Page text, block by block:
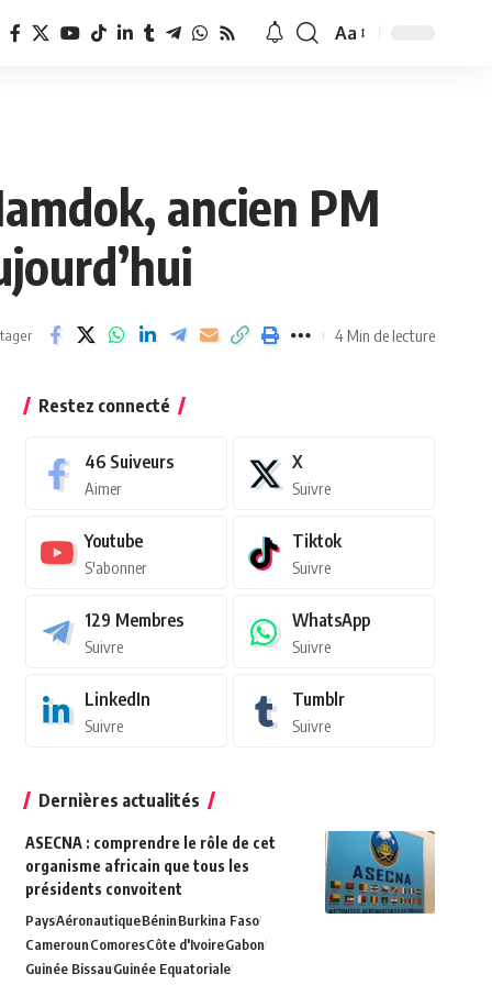
Redimensionner
Aa
ancien PM
4 Min de lecture
Restez connecté
46 Suiveurs
Aimer
X
Suivre
Youtube
S'abonner
Tiktok
Suivre
129 Membres
Suivre
WhatsApp
Suivre
LinkedIn
Suivre
Tumblr
Suivre
Dernières actualités
ASECNA : comprendre le rôle de cet
organisme africain que tous les
présidents convoitent
PaysAéronautiqueBéninBurkina Faso
CamerounComoresCôte d'IvoireGabon
Guinée BissauGuinée Equatoriale